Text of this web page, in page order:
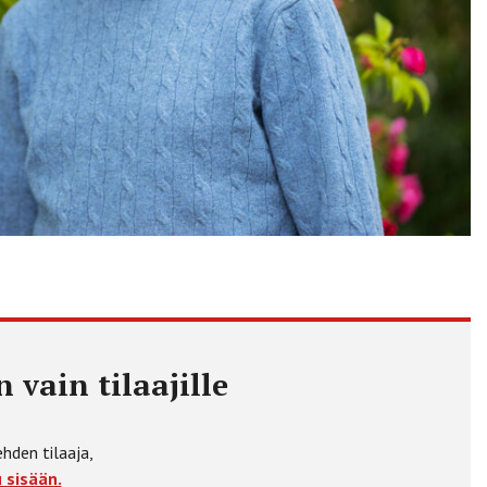
vain tilaajille
tilaaja,
sisään.